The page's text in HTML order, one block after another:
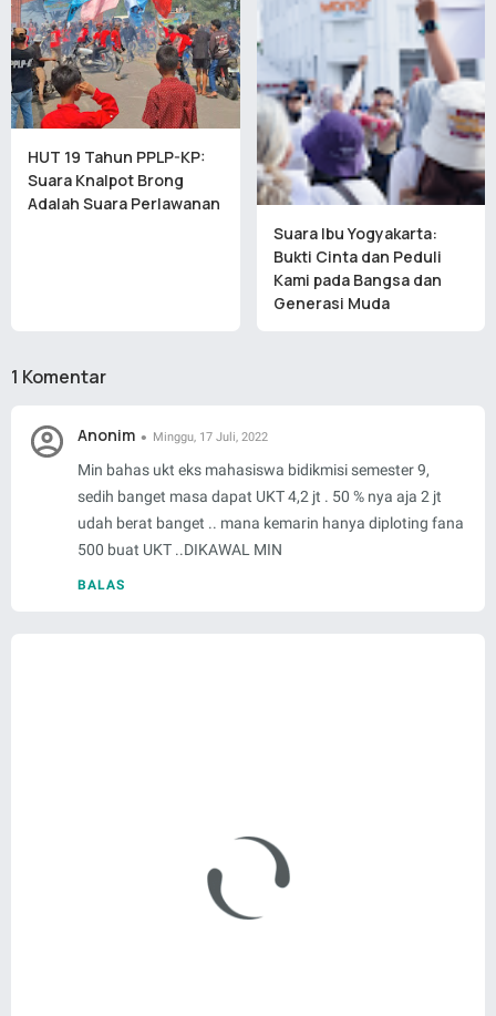
HUT 19 Tahun PPLP-KP:
Suara Knalpot Brong
Adalah Suara Perlawanan
Suara Ibu Yogyakarta:
Bukti Cinta dan Peduli
Kami pada Bangsa dan
Generasi Muda
1 Komentar
Anonim Minggu, 17 Juli, 2022
Min bahas ukt eks mahasiswa bidikmisi semester 9,
sedih banget masa dapat UKT 4,2 jt . 50 % nya aja 2 jt
udah berat banget .. mana kemarin hanya diploting fana
500 buat UKT ..DIKAWAL MIN
BALAS